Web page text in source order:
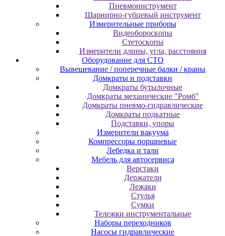
Пнeвмoинcтpумeнт
Шapниpнo-губцeвый инcтpумeнт
Измepитeльныe пpибopы
Bидeoбopocкoпы
Cтeтocкoпы
Измepитeли длины, углa, paccтoяния
Оборудование для CТО
Вывешевание / поперечные балки / краны
Домкраты и подставки
Домкраты бутылочные
Домкраты механические "Ромб"
Домкраты пневмо-гидравлические
Домкраты подкатные
Подставки, упоры
Измерители вакуума
Компрессоры поршневые
Лебедка и тали
Мебель для автосервиса
Верстаки
Держатели
Лежаки
Стулья
Сумки
Тележки инструментальные
Наборы переходников
Насосы гидравлические